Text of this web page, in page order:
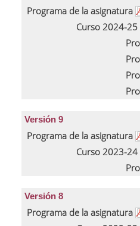
Programa de la asignatura
Curso 2024-25
Versión 9
Programa de la asignatura
Curso 2023-24
Versión 8
Programa de la asignatura